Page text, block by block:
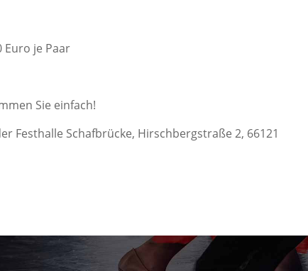
je Paar
Sie einfach!
Festhalle Schafbrücke, Hirschbergstraße 2, 66121